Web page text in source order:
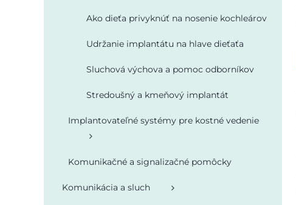
Ako dieťa privyknúť na nosenie kochleárov
Udržanie implantátu na hlave dieťaťa
Sluchová výchova a pomoc odborníkov
Stredoušný a kmeňový implantát
Implantovateľné systémy pre kostné vedenie
Komunikačné a signalizačné pomôcky
Komunikácia a sluch